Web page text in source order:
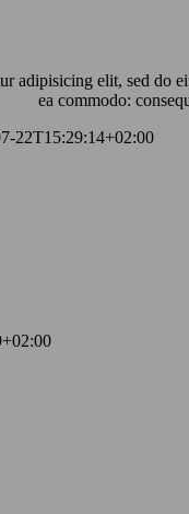
adipisicing elit, sed do
ea commodo:
22T15:29:14+02:00